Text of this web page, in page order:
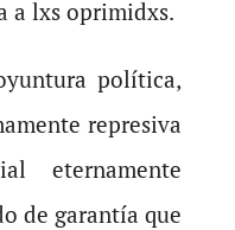
a lxs oprimidxs.
política,
represiva
eternamente
de garantía que